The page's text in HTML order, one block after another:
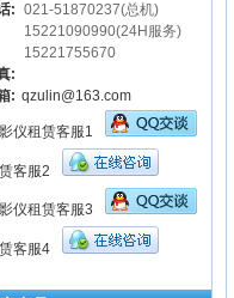
: 021-51870237(总机)
15221090990(24H服务)
15221755670
:
: qzulin@163.com
仪租赁客服1
客服2
仪租赁客服3
客服4